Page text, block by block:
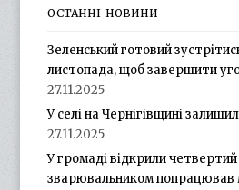
ОСТАННІ НОВИНИ
Зеленський готовий
листопада, щоб завершити
27.11.2025
У селі на Чернігівщині
27.11.2025
У громаді відкрили
зварювальником попрацював